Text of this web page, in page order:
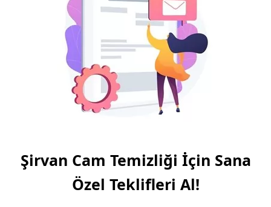
Şirvan Cam Temizliği İçin Sana
Özel Teklifleri Al!